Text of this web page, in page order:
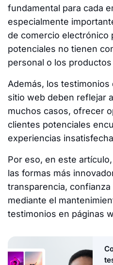
fundamental para cada
especialmente
de comercio electrónico
potenciales no tienen
personal o los
Además, los
sitio web deben reflejar
muchos casos, ofrecer
clientes potenciales
experiencias
Por eso, en este
las formas más
transparencia, confianza
mediante el
testimonios en páginas